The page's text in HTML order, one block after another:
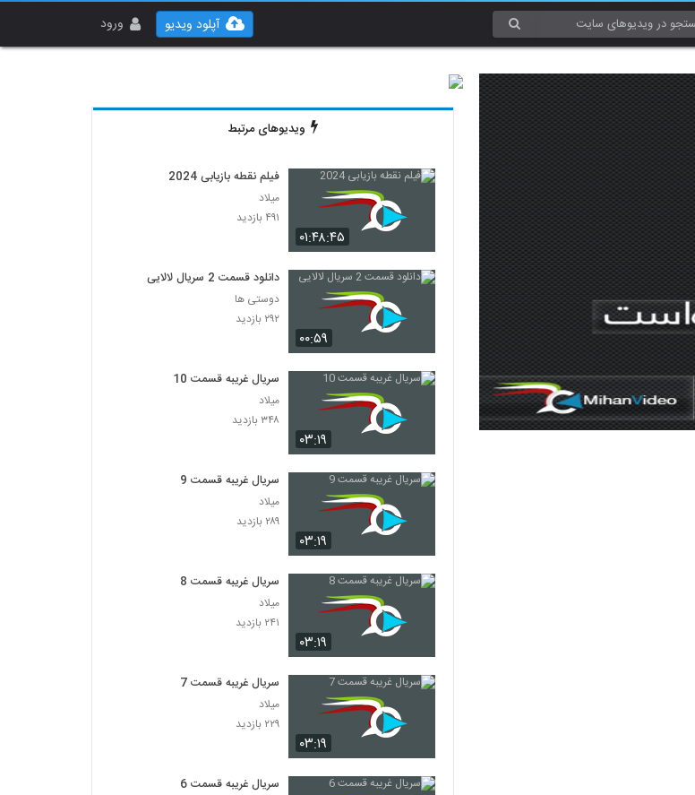
ورود آپلود ویدیو
ویدیوهای مرتبط
۰۱:۴۸:۴۵
فیلم نقطه بازیابی 2024
میلاد
۴۹۱ بازدید
۰۰:۵۹
دانلود قسمت 2 سریال لالایی
دوستی ها
۲۹۲ بازدید
۰۳:۱۹
سریال غریبه قسمت 10
میلاد
۳۴۸ بازدید
۰۳:۱۹
سریال غریبه قسمت 9
میلاد
۲۸۹ بازدید
۰۳:۱۹
سریال غریبه قسمت 8
میلاد
۲۴۱ بازدید
۰۳:۱۹
سریال غریبه قسمت 7
میلاد
۲۲۹ بازدید
سریال غریبه قسمت 6